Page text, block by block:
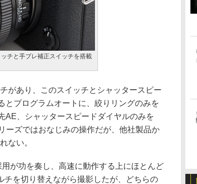
チと手ブレ補正スイッチを搭載
があり、このスイッチとシャッタースピー
とプログラムオートに、絞りリングのみを
AE、シャッタースピードダイヤルのみを
ーズではおなじみの操作だが、他社製品か
ない。
が功を奏し、高速に動作する上にほとんど
を切り替えながら撮影したが、どちらの